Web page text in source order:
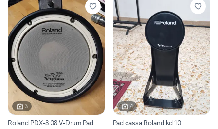
3
Roland PDX-8 08 V-Drum Pad
4
Pad cassa Roland kd 10